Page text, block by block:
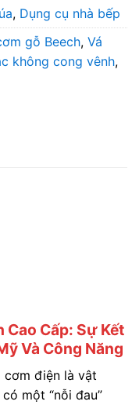
, Dụng cụ nhà bếp
gỗ Beech, Vá
không cong vênh,
Cao Cấp: Sự Kết
Và Công Năng
cơm điện là vật
một “nỗi đau”